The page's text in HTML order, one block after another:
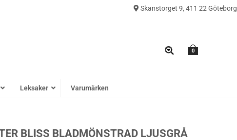
Skanstorget 9, 411 22 Göteborg
0
Leksaker Varumärken
BLISS BLADMÖNSTRAD LJUSGRÅ